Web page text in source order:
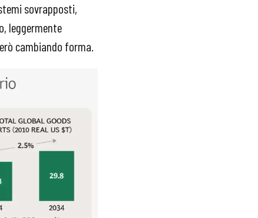
sovrapposti,
leggermente
cambiando forma.